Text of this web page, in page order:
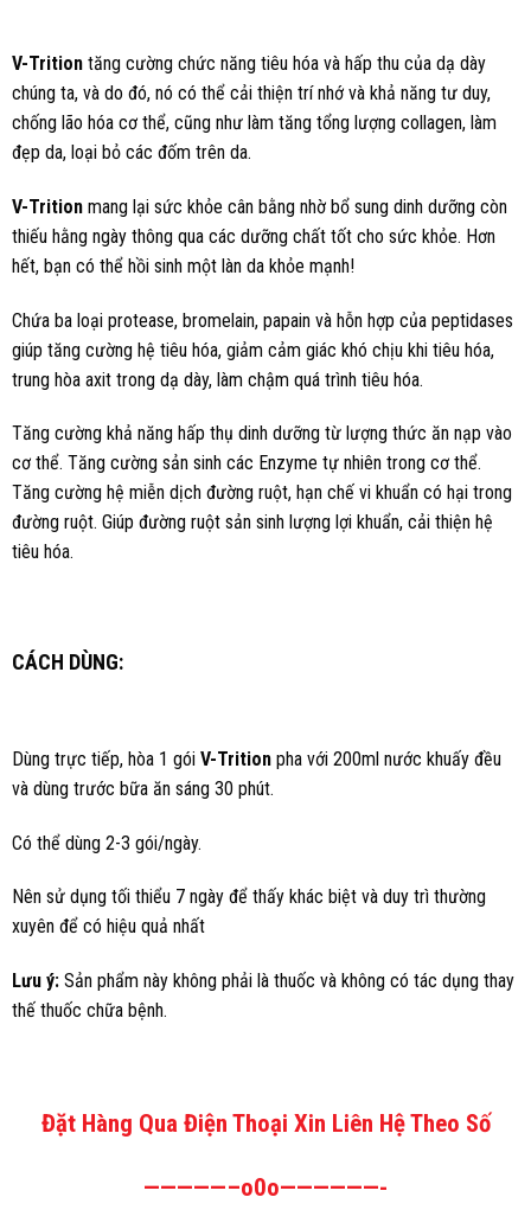
V-Trition tăng cường chức năng tiêu hóa và hấp thu của dạ dày
chúng ta, và do đó, nó có thể cải thiện trí nhớ và khả năng tư duy,
chống lão hóa cơ thể, cũng như làm tăng tổng lượng collagen, làm
đẹp da, loại bỏ các đốm trên da.
V-Trition mang lại sức khỏe cân bằng nhờ bổ sung dinh dưỡng còn
thiếu hằng ngày thông qua các dưỡng chất tốt cho sức khỏe. Hơn
hết, bạn có thể hồi sinh một làn da khỏe mạnh!
Chứa ba loại protease, bromelain, papain và hỗn hợp của peptidases
giúp tăng cường hệ tiêu hóa, giảm cảm giác khó chịu khi tiêu hóa,
trung hòa axit trong dạ dày, làm chậm quá trình tiêu hóa.
Tăng cường khả năng hấp thụ dinh dưỡng từ lượng thức ăn nạp vào
cơ thể. Tăng cường sản sinh các Enzyme tự nhiên trong cơ thể.
Tăng cường hệ miễn dịch đường ruột, hạn chế vi khuẩn có hại trong
đường ruột. Giúp đường ruột sản sinh lượng lợi khuẩn, cải thiện hệ
tiêu hóa.
CÁCH DÙNG:
Dùng trực tiếp, hòa 1 gói V-Trition pha với 200ml nước khuấy đều
và dùng trước bữa ăn sáng 30 phút.
Có thể dùng 2-3 gói/ngày.
Nên sử dụng tối thiểu 7 ngày để thấy khác biệt và duy trì thường
xuyên để có hiệu quả nhất
Lưu ý: Sản phẩm này không phải là thuốc và không có tác dụng thay
thế thuốc chữa bệnh.
Đặt Hàng Qua Điện Thoại Xin Liên Hệ Theo Số
—————–o0o——————-